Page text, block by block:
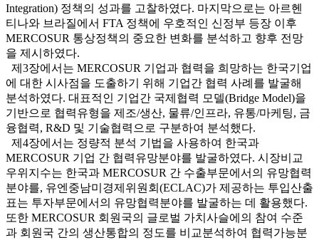
Integration) 정책의 성과를 고찰하였다. 마지막으로는 아르헨
티나와 브라질에서 FTA 정책에 우호적인 신정부 등장 이후
MERCOSUR 통상정책의 중요한 변화를 분석하고 향후 전망
을 제시하였다.
제3장에서는 MERCOSUR 기업과 협력을 희망하는 한국기업
에 대한 시사점을 도출하기 위해 기업간 협력 사례를 발굴해
분석하였다. 대표적인 기업간 국제협력 모델(Bridge Model)을
기반으로 협력유형을 제조/생산, 물류/인프라, 유통/마케팅, 금
융협력, R&D 및 기술협력으로 구분하여 분석했다.
제4장에서는 정량적 분석 기법을 사용하여 한국과
MERCOSUR 기업 간 협력유망분야를 발굴하였다. 시장비교
우위지수는 한국과 MERCOSUR 간 수출부문에서의 유망협력
분야를, 유엔중남미경제위원회(ECLAC)가 제공하는 투입산출
표는 투자부문에서의 유망협력분야를 발굴하는 데 활용했다.
또한 MERCOSUR 회원국의 글로벌 가치사슬에의 참여 수준
과 회원국 간의 생산통합의 정도를 비교분석하여 협력가능분